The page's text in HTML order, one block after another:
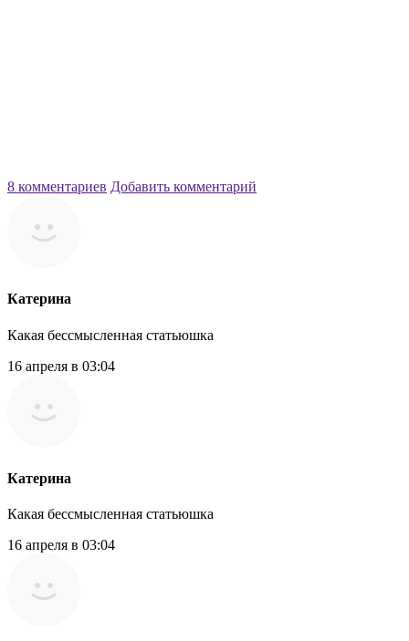
8 комментариев Добавить комментарий
Катерина
Какая бессмысленная статьюшка
16 апреля в 03:04
Катерина
Какая бессмысленная статьюшка
16 апреля в 03:04